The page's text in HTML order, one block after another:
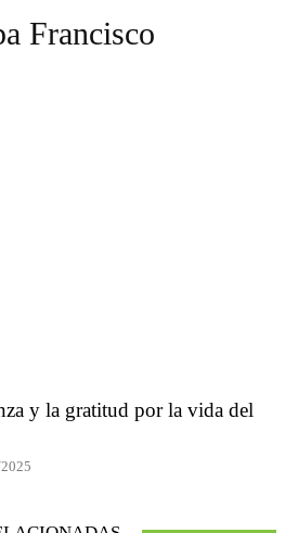
Francisco
y la gratitud por la vida del